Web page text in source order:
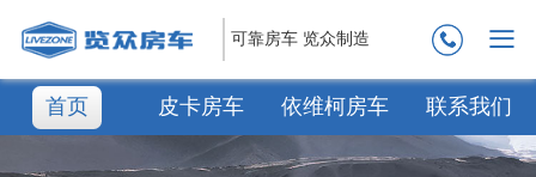
可靠房车 览众制造
首页 皮卡房车 依维柯房车 联系我们